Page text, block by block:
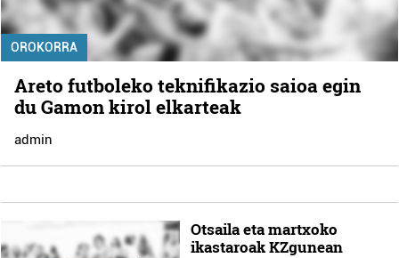
OROKORRA
Areto futboleko teknifikazio saioa egin
du Gamon kirol elkarteak
admin
Otsaila eta martxoko
ikastaroak KZgunean